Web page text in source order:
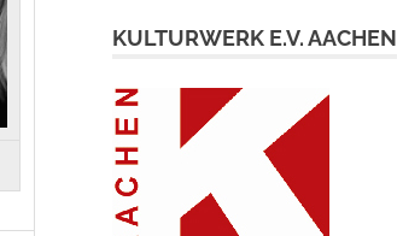
KULTURWERK E.V. AACHEN